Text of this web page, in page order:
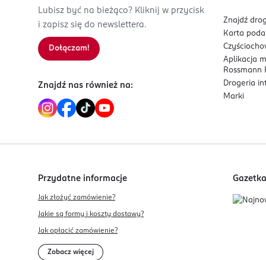
Lubisz być na bieżąco? Kliknij w przycisk
i zapisz się do newslettera.
Dołączam!
Znajdź nas również na:
Znajdź
Karta
Aplikacja
Rossmann
Drogeria
Marki
Przydatne informacje
Jak złożyć zamówienie?
Jakie są formy i koszty dostawy?
Jak opłacić zamówienie?
Zobacz więcej
Gazetka